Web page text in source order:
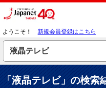
ようこそ！ 新規会員登録はこちら
「液晶テレビ」の検